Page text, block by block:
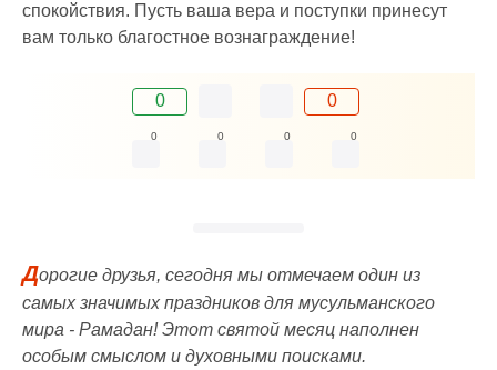
спокойствия. Пусть ваша вера и поступки принесут
вам только благостное вознаграждение!
0 0
0 0 0 0
Дорогие друзья, сегодня мы отмечаем один из
самых значимых праздников для мусульманского
мира - Рамадан! Этот святой месяц наполнен
особым смыслом и духовными поисками.